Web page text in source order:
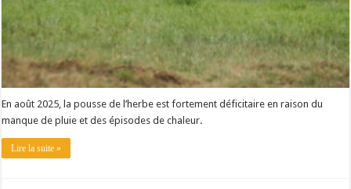
En août 2025, la pousse de l’herbe est fortement déficitaire en raison du
manque de pluie et des épisodes de chaleur.
Lire la suite »